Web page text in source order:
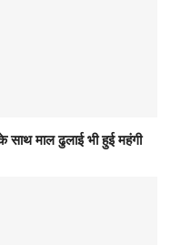
साथ माल ढुलाई भी हुई महंगी